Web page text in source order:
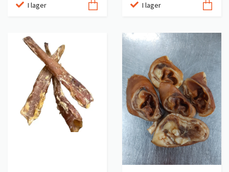
I lager I lager